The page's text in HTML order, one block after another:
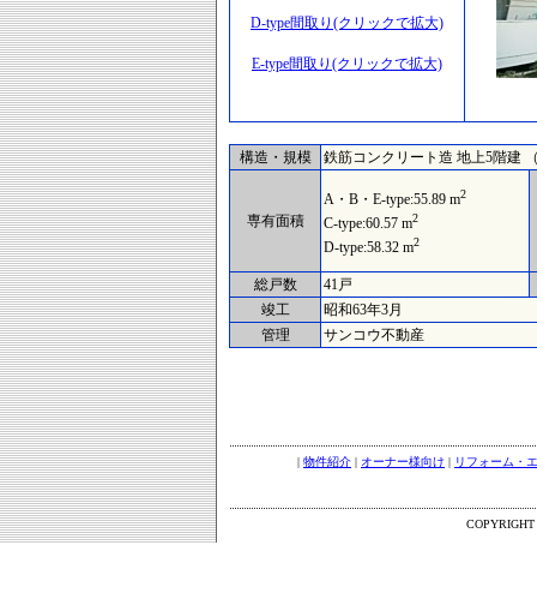
D-type間取り(クリックで拡大)
E-type間取り(クリックで拡大)
構造・規模 鉄筋コンクリート造 地上5階建
専有面積
A・B・E-type:55.89 m2
C-type:60.57 m2
D-type:58.32 m2
総戸数
41戸
竣工
昭和63年3月
管理
サンコウ不動産
| 物件紹介 | オーナー様向け | リフォーム・